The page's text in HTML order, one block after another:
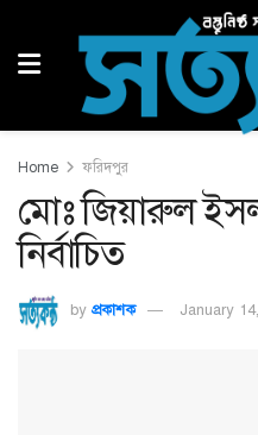
Home ফরিদপুর
মোঃ জিয়ারুল
নির্বাচিত
by প্রকাশক January